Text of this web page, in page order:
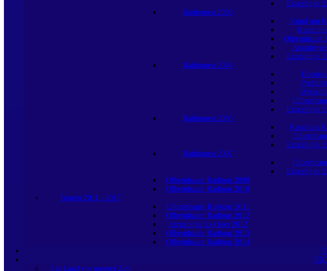
Erzgebirge
Radtouren 2003
Rund um
Rund
Olbernhauer
Erzgebirge
Radtouren 2004
Erzgebirge
Radtouren 2005
Rund um
Erzgebirge
Radtouren 2007
Erzgebirge
Olbernhauer Radtour 2009
Olbernhauer Radtour 2010
Touren 2011 - 2017
Olbernhauer Radtour 2011
Olbernhauer Radtour 2012
Erzgebirge 2x Quer 2012
Olbernhauer Radtour 2013
Olbernhauer Radtour 2014
Ein Land vor unserer Zeit